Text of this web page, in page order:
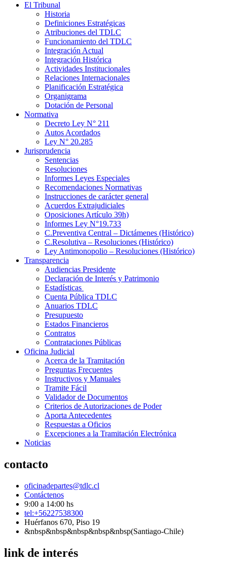
El Tribunal
Historia
Definiciones Estratégicas
Atribuciones del TDLC
Funcionamiento del TDLC
Integración Actual
Integración Histórica
Actividades Institucionales
Relaciones Internacionales
Planificación Estratégica
Organigrama
Dotación de Personal
Normativa
Decreto Ley N° 211
Autos Acordados
Ley N° 20.285
Jurisprudencia
Sentencias
Resoluciones
Informes Leyes Especiales
Recomendaciones Normativas
Instrucciones de carácter general
Acuerdos Extrajudiciales
Oposiciones Artículo 39h)
Informes Ley N°19.733
C.Preventiva Central – Dictámenes (Histórico)
C.Resolutiva – Resoluciones (Histórico)
Ley Antimonopolio – Resoluciones (Histórico)
Transparencia
Audiencias Presidente
Declaración de Interés y Patrimonio
Estadísticas
Cuenta Pública TDLC
Anuarios TDLC
Presupuesto
Estados Financieros
Contratos
Contrataciones Públicas
Oficina Judicial
Acerca de la Tramitación
Preguntas Frecuentes
Instructivos y Manuales
Tramite Fácil
Validador de Documentos
Criterios de Autorizaciones de Poder
Aporta Antecedentes
Respuestas a Oficios
Excepciones a la Tramitación Electrónica
Noticias
contacto
oficinadepartes@tdlc.cl
Contáctenos
9:00 a 14:00 hs
tel:+56227538300
Huérfanos 670, Piso 19
&nbsp&nbsp&nbsp&nbsp&nbsp(Santiago-Chile)
link de interés